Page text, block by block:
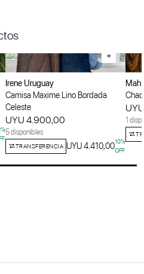
%
+
Irene Uruguay
Camisa Maxime Lino Bordada
Celeste
UYU 4.900,00
5 disponibles
TRANSFERENCIA UYU 4.410,0010%
OFF
1